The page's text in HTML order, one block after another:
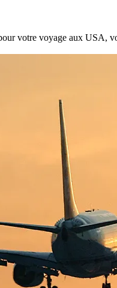
votre voyage aux USA,